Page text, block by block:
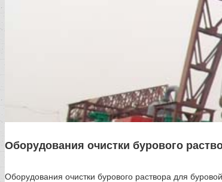
Оборудования очистки бурового
Оборудования очистки бурового раствора для